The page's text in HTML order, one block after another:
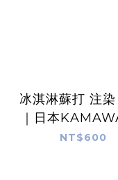
冰淇淋蘇打 注染
｜日本
NT$600